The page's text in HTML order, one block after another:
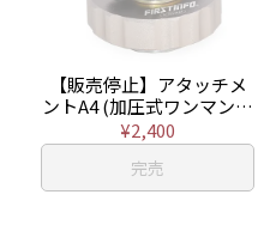
【販売停止】アタッチメ
ントA4 (加圧式ワンマンブ
リーダー用)
¥2,400
完売